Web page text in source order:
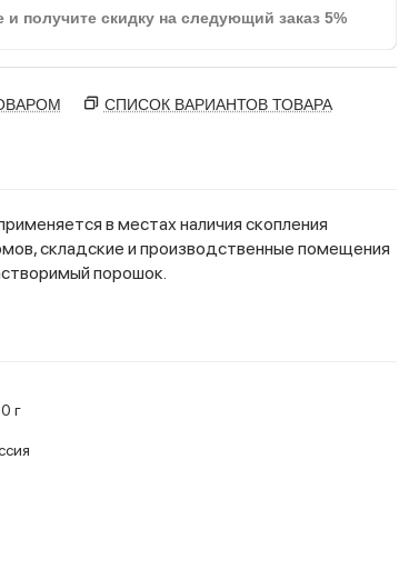
получите скидку на следующий заказ 5%
СПИСОК ВАРИАНТОВ ТОВАРА
в местах наличия скопления
складские и производственные помещения
порошок.
г